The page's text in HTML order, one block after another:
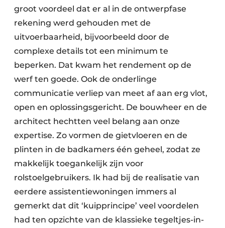
groot voordeel dat er al in de ontwerpfase
rekening werd gehouden met de
uitvoerbaarheid, bijvoorbeeld door de
complexe details tot een minimum te
beperken. Dat kwam het rendement op de
werf ten goede. Ook de onderlinge
communicatie verliep van meet af aan erg vlot,
open en oplossingsgericht. De bouwheer en de
architect hechtten veel belang aan onze
expertise. Zo vormen de gietvloeren en de
plinten in de badkamers één geheel, zodat ze
makkelijk toegankelijk zijn voor
rolstoelgebruikers. Ik had bij de realisatie van
eerdere assistentiewoningen immers al
gemerkt dat dit ‘kuipprincipe’ veel voordelen
had ten opzichte van de klassieke tegeltjes-in-